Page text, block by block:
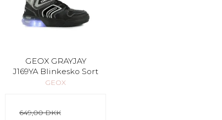
GEOX GRAYJAY
J169YA Blinkesko Sort
GEOX
649,00 DKK